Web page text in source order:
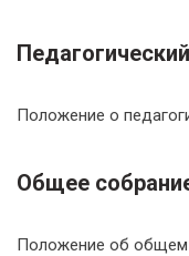
Положение о
Общее
Положение об общем